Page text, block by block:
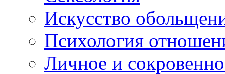
Искусство
Психология
Личное и